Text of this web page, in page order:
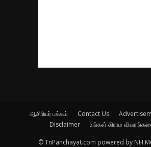
ஆசிரியர் பக்கம் Contact Us
Disclaimer
உங்கள் கிராம
© TnPanchayat.com powered by NH